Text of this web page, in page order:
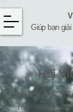
Giúp bạn
Hỏi
Bạn đang
trọng hay